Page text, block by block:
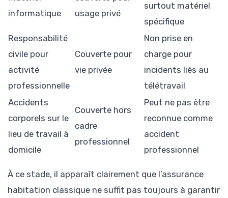
informatique
usage privé
surtout matériel
spécifique
Responsabilité
civile pour
activité
professionnelle
Couverte pour
vie privée
Non prise en
charge pour
incidents liés au
télétravail
Accidents
corporels sur le
lieu de travail à
domicile
Couverte hors
cadre
professionnel
Peut ne pas être
reconnue comme
accident
professionnel
À ce stade, il apparaît clairement que l’assurance
habitation classique ne suffit pas toujours à garantir